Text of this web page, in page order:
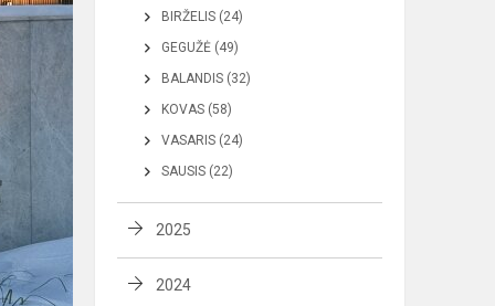
BIRŽELIS (24)
GEGUŽĖ (49)
BALANDIS (32)
KOVAS (58)
VASARIS (24)
SAUSIS (22)
2025
2024